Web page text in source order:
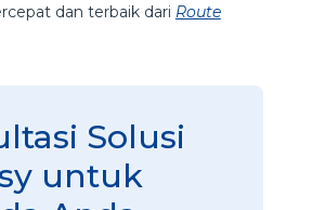
dan terbaik dari Route
Solusi
untuk